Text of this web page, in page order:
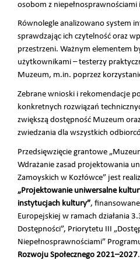
osobom z niepełnosprawnościami
Równolegle analizowano system
sprawdzając ich czytelność oraz
przestrzeni. Ważnym elementem
użytkownikami – testerzy
Muzeum, m.in. poprzez
Zebrane wnioski i rekomendacje
konkretnych rozwiązań
zwiększą dostępność Muzeum
zwiedzania dla wszystkich
Przedsięwzięcie grantowe
Wdrażanie zasad projektowania
Zamoyskich w Kozłówce” jest
„Projektowanie uniwersalne
instytucjach kultury”,
Europejskiej w ramach działania
Dostępności”, Priorytetu III
Niepełnosprawnościami”
Rozwoju Społecznego 2021–2027.